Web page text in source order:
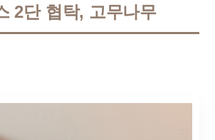
2단 협탁, 고무나무